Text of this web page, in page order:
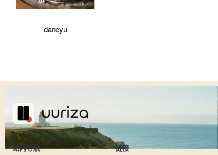
dancyu
站内导航 链接